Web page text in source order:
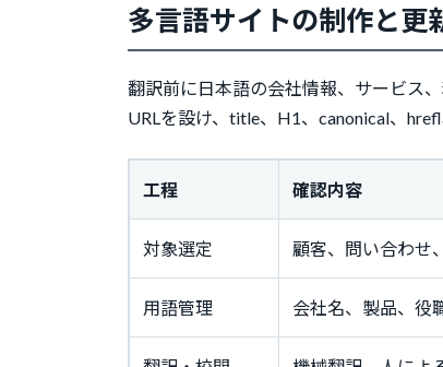
多言語サイトの制作と更
翻訳前に日本語の会社情報、サービス
URLを設け、title、H1、canonical、
工程 確認内容
対象選定 顧客、問い合わせ
用語管理 会社名、製品、役